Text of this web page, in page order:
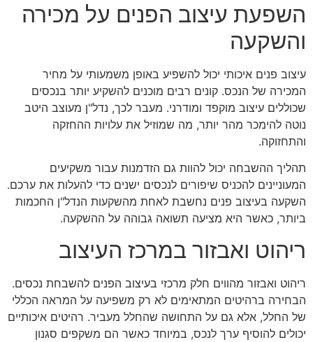
השפעת עיצוב הפנים על מכירה
והשקעה
עיצוב פנים איכותי יכול להשפיע באופן משמעותי על מחיר
המכירה של הנכס. קונים רבים מוכנים להשקיע יותר בנכסים
שכוללים עיצוב מוקפד ומודרני. מעבר לכך, נדל"ן מעוצב היטב
נוטה להימכר מהר יותר, מה שמוזיל את עלויות ההחזקה
והתחזוקה.
תהליך ההשבחה יכול להוות גם הזדמנות עבור משקיעים
המעוניינים להכניס שיפורים לנכסים ישנים כדי להעלות את ערכם.
השקעה בעיצוב פנים נחשבת לאחת מהשקעות הנדל"ן החכמות
ביותר, כאשר היא מציעה תשואה גבוהה על ההשקעה.
ריהוט ואבזור במרכז העיצוב
ריהוט ואבזור מהווים חלק מרכזי בעיצוב הפנים להשבחת נכסים.
הבחירה ברהיטים המתאימים לא רק משפיעה על המראה הכללי
של החלל, אלא גם על התחושה שהחלל מעביר. רהיטים איכותיים
יכולים להוסיף ערך לנכס, במיוחד כאשר הם משקפים סגנון